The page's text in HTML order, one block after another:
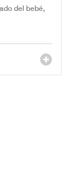
del bebé,